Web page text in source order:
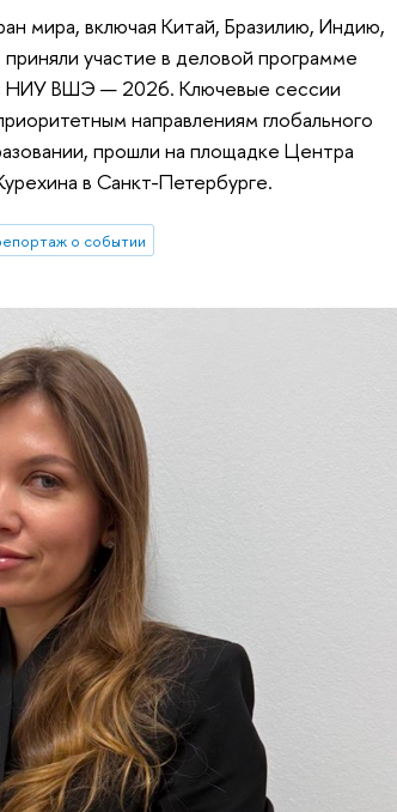
мира, включая Китай, Бразилию, Индию,
участие в деловой программе
НИУ ВШЭ — 2026. Ключевые сессии
направлениям глобального
прошли на площадке Центра
в Санкт-Петербурге.
о событии